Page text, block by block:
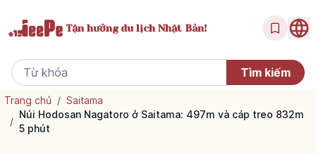
Tận hưởngdu lịch Nhật Bản!
Trang chủ / Saitama
/
Núi Hodosan Nagatoro ở Saitama: 497m và cáp treo 832m
5 phút